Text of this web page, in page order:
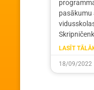
pasākumu
LASĪT
18/09/2022